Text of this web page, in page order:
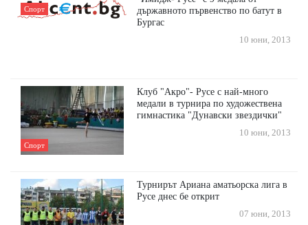
Спорт
държавното първенство по батут в
Бургас
10 юни, 2013
Спорт
Клуб "Акро"- Русе с най-много
медали в турнира по художествена
гимнастика "Дунавски звездички"
10 юни, 2013
Турнирът Ариана аматьорска лига в
Русе днес бе открит
07 юни, 2013